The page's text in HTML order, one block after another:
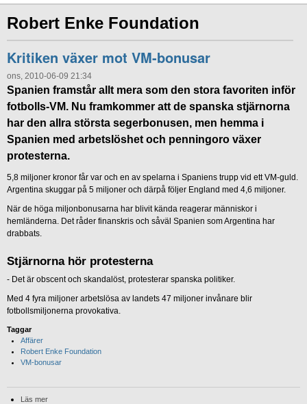
Robert Enke Foundation
Kritiken växer mot VM-bonusar
ons, 2010-06-09 21:34
Spanien framstår allt mera som den stora favoriten inför
fotbolls-VM. Nu framkommer att de spanska stjärnorna
har den allra största segerbonusen, men hemma i
Spanien med arbetslöshet och penningoro växer
protesterna.
5,8 miljoner kronor får var och en av spelarna i Spaniens trupp vid ett VM-guld.
Argentina skuggar på 5 miljoner och därpå följer England med 4,6 miljoner.
När de höga miljonbonusarna har blivit kända reagerar människor i
hemländerna. Det råder finanskris och såväl Spanien som Argentina har
drabbats.
Stjärnorna hör protesterna
- Det är obscent och skandalöst, protesterar spanska politiker.
Med 4 fyra miljoner arbetslösa av landets 47 miljoner invånare blir
fotbollsmiljonerna provokativa.
Taggar
Affärer
Robert Enke Foundation
VM-bonusar
Läs mer